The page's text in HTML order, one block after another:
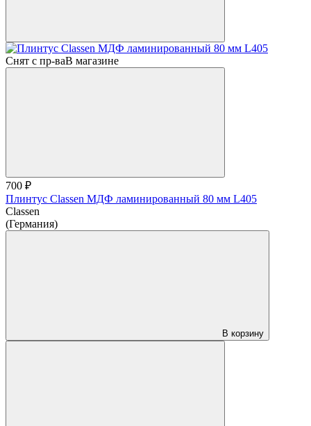
Снят с пр-ваВ магазине
700 ₽
Плинтус Classen МДФ ламинированный 80 мм L405
Classen
(Германия)
В корзину